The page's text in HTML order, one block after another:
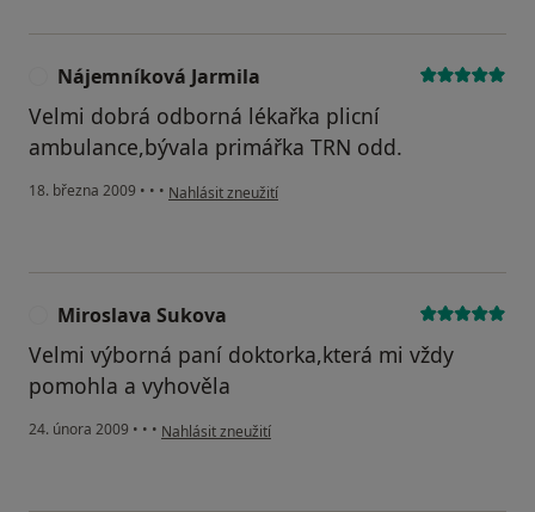
Nájemníková Jarmila
Velmi dobrá odborná lékařka plicní
ambulance,bývala primářka TRN odd.
18. března 2009 • • • podle názoru uživatele Nájemníková Jarmila
Nahlásit zneužití
Miroslava Sukova
Velmi výborná paní doktorka,která mi vždy
pomohla a vyhověla
24. února 2009 • • • podle názoru uživatele Miroslava Sukova
Nahlásit zneužití